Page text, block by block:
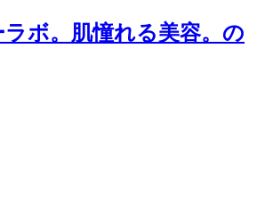
ボ。肌憧れる美容。 の